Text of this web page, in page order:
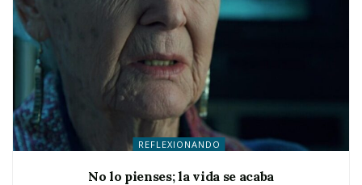
REFLEXIONANDO
No lo pienses; la vida se acaba